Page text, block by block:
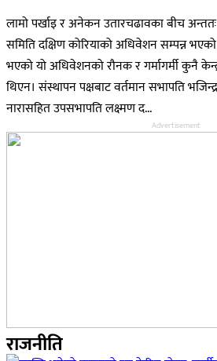
लामो पर्खाइ र अनेकन उतारचढावका बीच
समिति दक्षिण कोरियाको अधिवेशन सम्पन्न
भएको यो अधिवेशनको रौनक र गर्मागर्मी कुनै
थिएन। संस्थापन पक्षबाट वर्तमान सभापति भजिन्द्र
नारासहित उपसभापति लक्ष्मण द...
Advertisement
राजनीति